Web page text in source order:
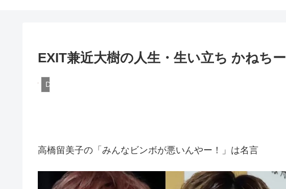
EXIT兼近大樹の人生・生い立ち かねちー
DQN
高橋留美子の「みんなビンボが悪いんやー！」は名言